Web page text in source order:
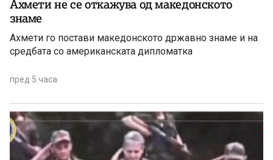
Ахмети не се откажува од македонското
знаме
Ахмети го постави македонското државно знаме и на
средбата со американската дипломатка
пред 5 часа